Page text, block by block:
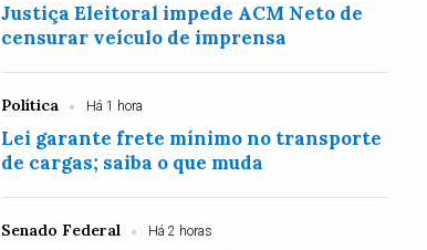
Justiça Eleitoral impede ACM Neto de
censurar veículo de imprensa
Política Há 1 hora
Lei garante frete mínimo no transporte
de cargas; saiba o que muda
Senado Federal Há 2 horas